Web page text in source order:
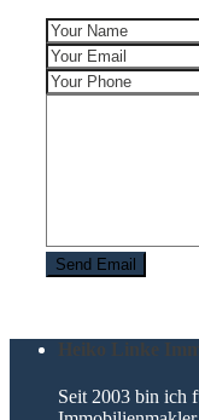
Heiko Linke
Seit 2003 bin ich